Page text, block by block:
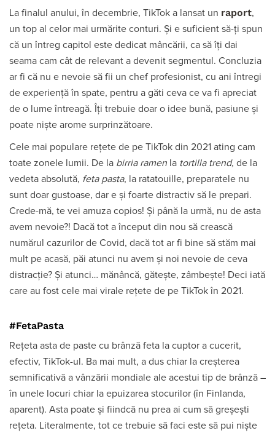
La finalul anului, în decembrie, TikTok a lansat un raport,
un top al celor mai urmărite conturi. Și e suficient să-ți spun
că un întreg capitol este dedicat mâncării, ca să îți dai
seama cam cât de relevant a devenit segmentul. Concluzia
ar fi că nu e nevoie să fii un chef profesionist, cu ani întregi
de experiență în spate, pentru a găti ceva ce va fi apreciat
de o lume întreagă. Îți trebuie doar o idee bună, pasiune și
poate niște arome surprinzătoare.
Cele mai populare rețete de pe TikTok din 2021 ating cam
toate zonele lumii. De la birria ramen la tortilla trend, de la
vedeta absolută, feta pasta, la ratatouille, preparatele nu
sunt doar gustoase, dar e și foarte distractiv să le prepari.
Crede-mă, te vei amuza copios! Și până la urmă, nu de asta
avem nevoie?! Dacă tot a început din nou să crească
numărul cazurilor de Covid, dacă tot ar fi bine să stăm mai
mult pe acasă, păi atunci nu avem și noi nevoie de ceva
distracție? Și atunci… mănâncă, gătește, zâmbește! Deci iată
care au fost cele mai virale rețete de pe TikTok în 2021.
#FetaPasta
Rețeta asta de paste cu brânză feta la cuptor a cucerit,
efectiv, TikTok-ul. Ba mai mult, a dus chiar la creșterea
semnificativă a vânzării mondiale ale acestui tip de brânză –
în unele locuri chiar la epuizarea stocurilor (în Finlanda,
aparent). Asta poate și fiindcă nu prea ai cum să greșești
rețeta. Literalmente, tot ce trebuie să faci este să pui niște